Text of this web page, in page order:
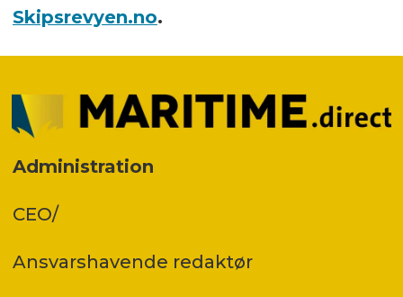
Skipsrevyen.no.
Administration
CEO/
Ansvars­havende redaktør